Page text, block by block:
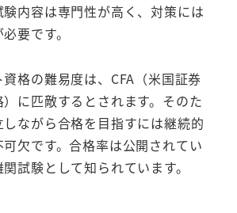
内容は専門性が高く、対策には
要です。
格の難易度は、CFA（米国証券
に匹敵するとされます。そのた
ながら合格を目指すには継続的
欠です。合格率は公開されてい
試験として知られています。